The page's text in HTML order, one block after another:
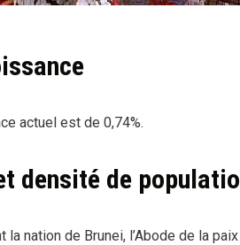
actuel est de 0,74%.
densité de
nation de Brunei, l’Abode de la